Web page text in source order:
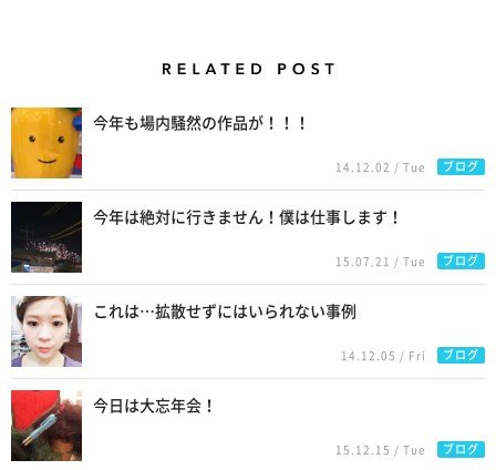
今年も場内騒然の作品が！！！
14.12.02 / Tue ブログ
今年は絶対に行きません！僕は仕事します！
15.07.21 / Tue ブログ
これは…拡散せずにはいられない事例
14.12.05 / Fri ブログ
今日は大忘年会！
15.12.15 / Tue ブログ